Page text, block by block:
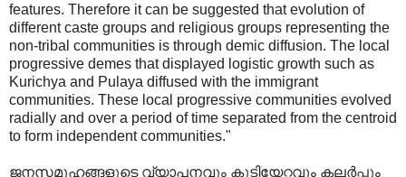
features. Therefore it can be suggested that evolution of
different caste groups and religious groups representing the
non-tribal communities is through demic diffusion. The local
progressive demes that displayed logistic growth such as
Kurichya and Pulaya diffused with the immigrant
communities. These local progressive communities evolved
radially and over a period of time separated from the centroid
to form independent communities."
ജനസമൂഹങ്ങളുടെ വ്യാപനവും കുടിയേറ്റവും കലര്‍പ്പും